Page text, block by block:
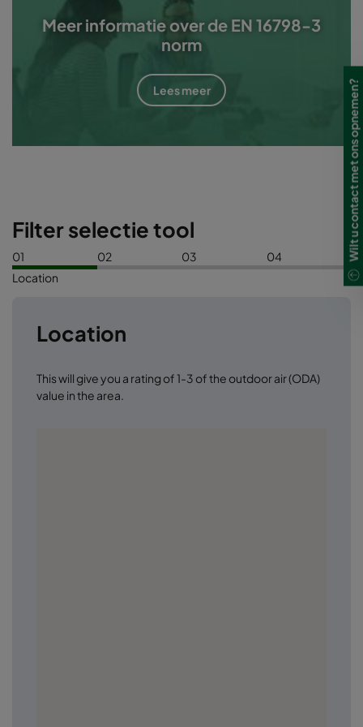
Meer informatie over de EN 16798-3
norm
Lees meer
Filter selectie tool
01
Location
02 03 04
Location
This will give you a rating of 1-3 of the outdoor air (ODA)
value in the area.
Wilt u contact met ons opnemen?